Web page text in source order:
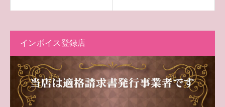
インボイス登録店